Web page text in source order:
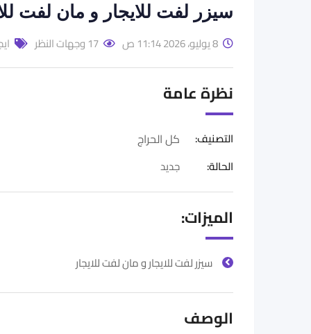
سيزر لفت للايجار و مان لفت
8 يوليو، 2026 11:14 ص 17 وجهات النظر
نظرة عامة
التصنيف: كل الحراج
الحالة: جديد
الميزات:
سيزر لفت للايجار و مان لفت للايجار
الوصف